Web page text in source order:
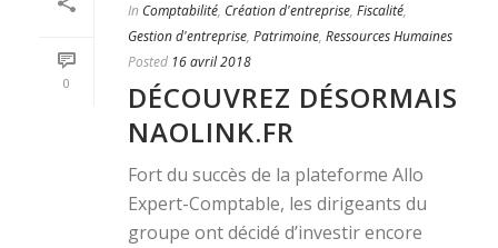
0
In Comptabilité, Création d'entreprise, Fiscalité,
Gestion d'entreprise, Patrimoine, Ressources Humaines
Posted 16 avril 2018
DÉCOUVREZ DÉSORMAIS
NAOLINK.FR
Fort du succès de la plateforme Allo
Expert-Comptable, les dirigeants du
groupe ont décidé d’investir encore